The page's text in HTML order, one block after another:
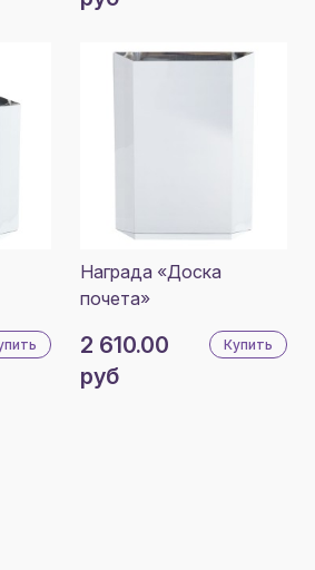
Награда «Доска
почета»
2 610.00
руб
Купить